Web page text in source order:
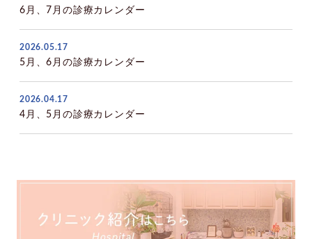
6月、7月の診療カレンダー
2026.05.17
5月、6月の診療カレンダー
2026.04.17
4月、5月の診療カレンダー